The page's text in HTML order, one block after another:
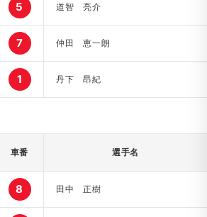
5 道智 亮介
7 仲田 恵一朗
1 丹下 昂紀
車番 選手名
8 田中 正樹